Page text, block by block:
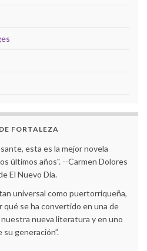
FORTALEZA
esta es la mejor novela
últimos años". --Carmen Dolores
El Nuevo Día.
universal como puertorriqueña,
qué se ha convertido en una de
nueva literatura y en uno
generación”.